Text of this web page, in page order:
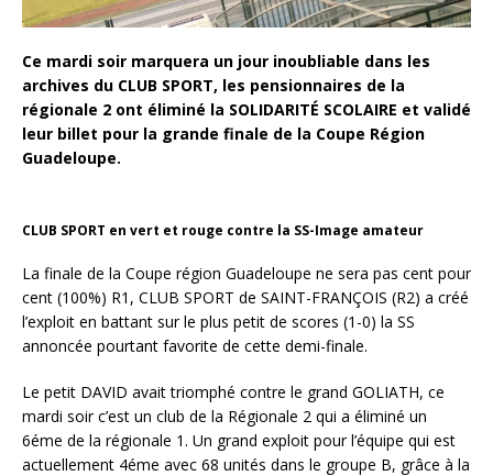
Ce mardi soir marquera un jour inoubliable dans les
archives du CLUB SPORT, les pensionnaires de la
régionale 2 ont éliminé la SOLIDARITÉ SCOLAIRE et validé
leur billet pour la grande finale de la Coupe Région
Guadeloupe.
CLUB SPORT en vert et rouge contre la SS-Image amateur
La finale de la Coupe région Guadeloupe ne sera pas cent pour
cent (100%) R1, CLUB SPORT de SAINT-FRANÇOIS (R2) a créé
l’exploit en battant sur le plus petit de scores (1-0) la SS
annoncée pourtant favorite de cette demi-finale.
Le petit DAVID avait triomphé contre le grand GOLIATH, ce
mardi soir c’est un club de la Régionale 2 qui a éliminé un
6éme de la régionale 1. Un grand exploit pour l’équipe qui est
actuellement 4éme avec 68 unités dans le groupe B, grâce à la